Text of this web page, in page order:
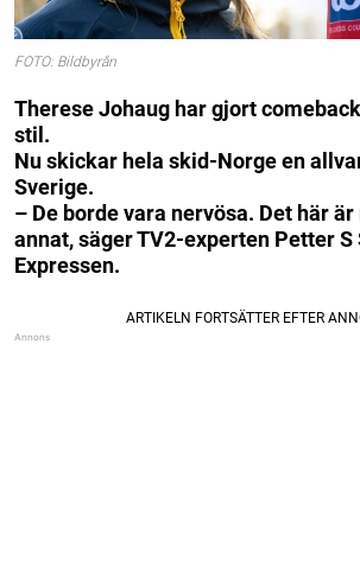
FOTO: Bildbyrån
Therese Johaug har gjort
stil.
Nu skickar hela skid-Norge en
Sverige.
– De borde vara nervösa. Det här
annat, säger TV2-experten Petter
Expressen.